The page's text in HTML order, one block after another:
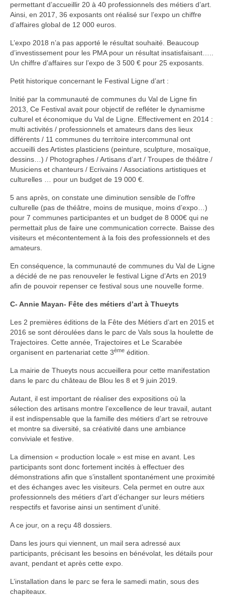
permettant d’accueillir 20 à 40 professionnels des métiers d’art.
Ainsi, en 2017, 36 exposants ont réalisé sur l’expo un chiffre
d’affaires global de 12 000 euros.
L’expo 2018 n’a pas apporté le résultat souhaité. Beaucoup
d’investissement pour les PMA pour un résultat insatisfaisant…..
Un chiffre d’affaires sur l’expo de 3 500 € pour 25 exposants.
Petit historique concernant le Festival Ligne d’art :
Initié par la communauté de communes du Val de Ligne fin
2013, Ce Festival avait pour objectif de refléter le dynamisme
culturel et économique du Val de Ligne. Effectivement en 2014 :
multi activités / professionnels et amateurs dans des lieux
différents / 11 communes du territoire intercommunal ont
accueilli des Artistes plasticiens (peinture, sculpture, mosaïque,
dessins…) / Photographes / Artisans d’art / Troupes de théâtre /
Musiciens et chanteurs / Ecrivains / Associations artistiques et
culturelles … pour un budget de 19 000 €.
5 ans après, on constate une diminution sensible de l’offre
culturelle (pas de théâtre, moins de musique, moins d’expo…)
pour 7 communes participantes et un budget de 8 000€ qui ne
permettait plus de faire une communication correcte. Baisse des
visiteurs et mécontentement à la fois des professionnels et des
amateurs.
En conséquence, la communauté de communes du Val de Ligne
a décidé de ne pas renouveler le festival Ligne d’Arts en 2019
afin de pouvoir repenser ce festival sous une nouvelle forme.
C- Annie Mayan- Fête des métiers d’art à Thueyts
Les 2 premières éditions de la Fête des Métiers d’art en 2015 et
2016 se sont déroulées dans le parc de Vals sous la houlette de
Trajectoires. Cette année, Trajectoires et Le Scarabée
organisent en partenariat cette 3ème édition.
La mairie de Thueyts nous accueillera pour cette manifestation
dans le parc du château de Blou les 8 et 9 juin 2019.
Autant, il est important de réaliser des expositions où la
sélection des artisans montre l’excellence de leur travail, autant
il est indispensable que la famille des métiers d’art se retrouve
et montre sa diversité, sa créativité dans une ambiance
conviviale et festive.
La dimension « production locale » est mise en avant. Les
participants sont donc fortement incités à effectuer des
démonstrations afin que s’installent spontanément une proximité
et des échanges avec les visiteurs. Cela permet en outre aux
professionnels des métiers d’art d’échanger sur leurs métiers
respectifs et favorise ainsi un sentiment d’unité.
A ce jour, on a reçu 48 dossiers.
Dans les jours qui viennent, un mail sera adressé aux
participants, précisant les besoins en bénévolat, les détails pour
avant, pendant et après cette expo.
L’installation dans le parc se fera le samedi matin, sous des
chapiteaux.